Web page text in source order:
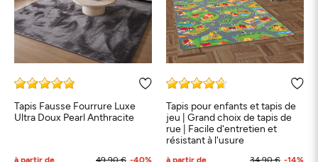
Tapis Fausse Fourrure Luxe
Ultra Doux Pearl Anthracite
49,90 €
à partir de -40%
Tapis pour enfants et tapis de
jeu | Grand choix de tapis de
rue | Facile d'entretien et
résistant à l'usure
34,90 €
à partir de -14%